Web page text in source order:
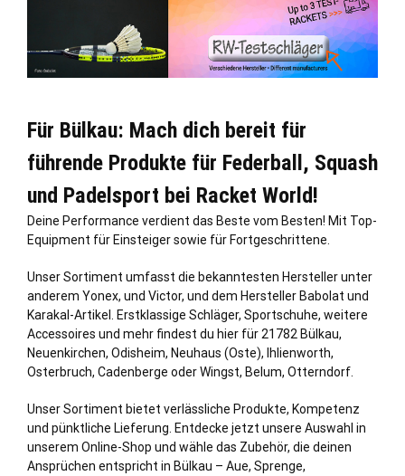
Für Bülkau: Mach dich bereit für
führende Produkte für Federball, Squash
und Padelsport bei Racket World!
Deine Performance verdient das Beste vom Besten! Mit Top-
Equipment für Einsteiger sowie für Fortgeschrittene.
Unser Sortiment umfasst die bekanntesten Hersteller unter
anderem Yonex, und Victor, und dem Hersteller Babolat und
Karakal-Artikel. Erstklassige Schläger, Sportschuhe, weitere
Accessoires und mehr findest du hier für 21782 Bülkau,
Neuenkirchen, Odisheim, Neuhaus (Oste), Ihlienworth,
Osterbruch, Cadenberge oderWingst, Belum, Otterndorf
Unser Sortiment bietet verlässliche Produkte, Kompetenz
und pünktliche Lieferung. Entdecke jetzt unsere Auswahl in
unserem Online-Shop und wähle das Zubehör, die deinen
Ansprüchen entspricht in Bülkau – Aue, Sprenge,